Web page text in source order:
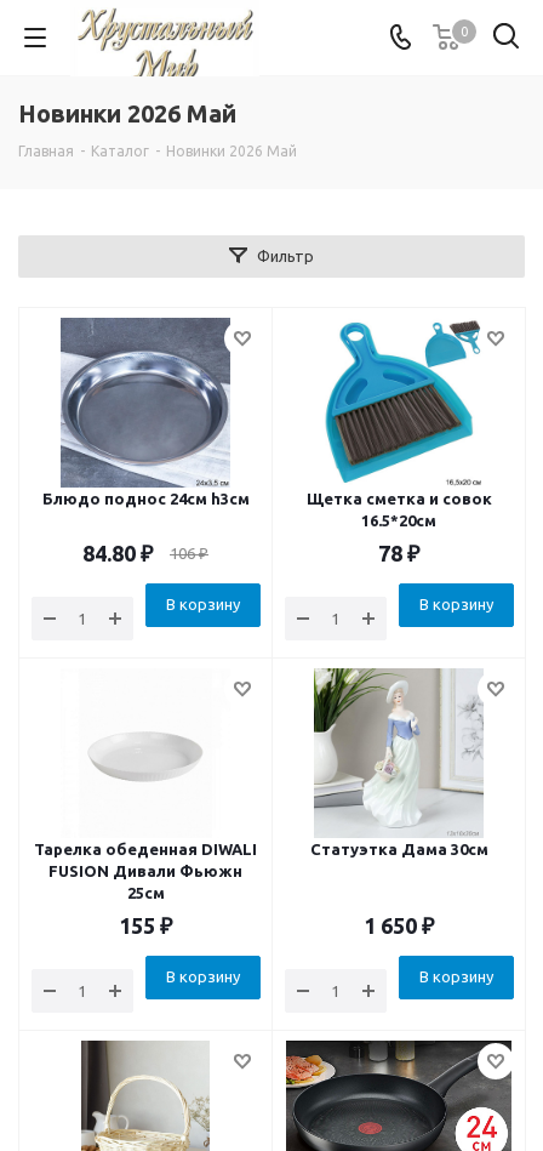
0
Новинки 2026 Май
Главная - Каталог - Новинки 2026 Май
Фильтр
Блюдо поднос 24см h3см
84.80 ₽ 106₽
В корзину
Щетка сметка и совок
16.5*20см
78 ₽
В корзину
Тарелка обеденная DIWALI
FUSION Дивали Фьюжн
25см
155 ₽
В корзину
Статуэтка Дама 30см
1 650 ₽
В корзину